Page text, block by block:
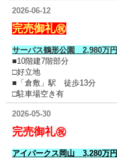
2026-06-12
完売御礼㊗
サーパス鶴形公園 2,980万円
■10階建7階部分
□好立地
■「倉敷」駅 徒歩13分
□駐車場空き有
2026-05-30
完売御礼㊗
アイパークス岡山 3,280万円